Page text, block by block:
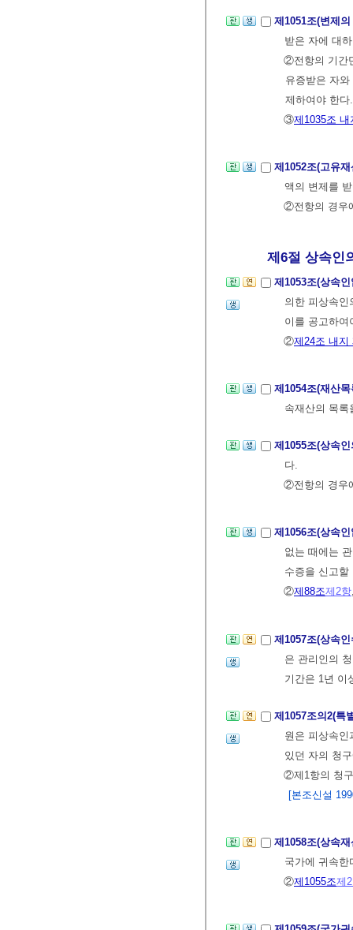
제1051조(변제
받은 자에 대
②전항의 기간
유증받은 자
제하여야 한
③제1035조 내
제1052조(고유
액의 변제를
②전항의 경우
제6절 상속인
제1053조(상속
의한 피상속
이를 공고하
②제24조 내지
제1054조(재산
속재산의 목
제1055조(상속
다.
②전항의 경우
제1056조(상속
없는 때에는
수증을 신고
②제88조제2항
제1057조(상속
은 관리인의
기간은 1년 이
제1057조의2(특
원은 피상속
있던 자의 청
②제1항의 청
[본조신설
제1058조(상속
국가에 귀속
②제1055조제